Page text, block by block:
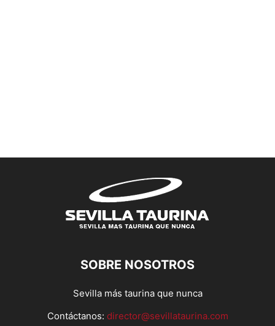
SOBRE NOSOTROS
Sevilla más taurina que nunca
Contáctanos: director@sevillataurina.com